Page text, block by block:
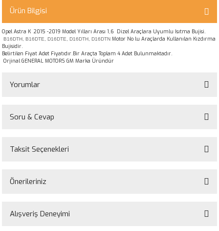
Ürün Bilgisi
Opel Astra K 2015 -2019 Model Yılları Arası 1,6 Dizel Araçlara Uyumlu Isıtma Bujisi.
B16DTH, B16DTE, D16DTE, D16DTH, D16DTN Motor No lu Araçlarda Kullanılan Kızdırma
Bujisidir.
Belirtilen Fiyat Adet Fiyatıdır.Bir Araçta Toplam 4 Adet Bulunmaktadır.
Orjinal GENERAL MOTORS GM Marka Üründür
Yorumlar
Soru & Cevap
Ürün hakkında henüz soru sorulmamış.
Taksit Seçenekleri
Önerileriniz
yetersiz gördüğünüz noktaları öneri formunu kullanarak tarafımıza
Alışveriş Deneyimi